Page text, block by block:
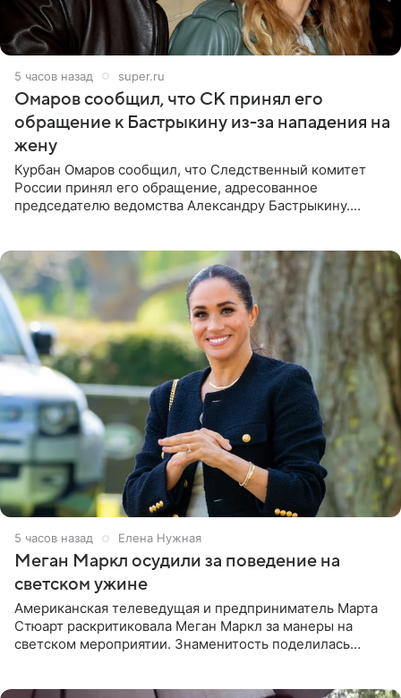
5 часов назад super.ru
Омаров сообщил, что СК принял его
обращение к Бастрыкину из-за нападения на
жену
Курбан Омаров сообщил, что Следственный комитет
России принял его обращение, адресованное
председателю ведомства Александру Бастрыкину.
5 часов назад Елена Нужная
Меган Маркл осудили за поведение на
светском ужине
Американская телеведущая и предприниматель Марта
Стюарт раскритиковала Меган Маркл за манеры на
светском мероприятии. Знаменитость поделилась